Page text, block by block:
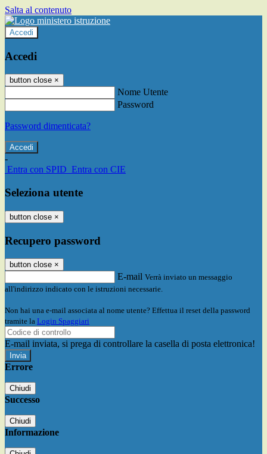
Salta al contenuto
Accedi
Accedi
button close ×
Nome Utente
Password
Password dimenticata?
-
Entra con SPID Entra con CIE
Seleziona utente
button close ×
Recupero password
button close ×
E-mail Verrà inviato un messaggio
all'indirizzo indicato con le istruzioni necessarie.
Non hai una e-mail associata al nome utente? Effettua il reset della password
tramite la Login Spaggiari
E-mail inviata, si prega di controllare la casella di posta elettronica!
Errore
Chiudi
Successo
Chiudi
Informazione